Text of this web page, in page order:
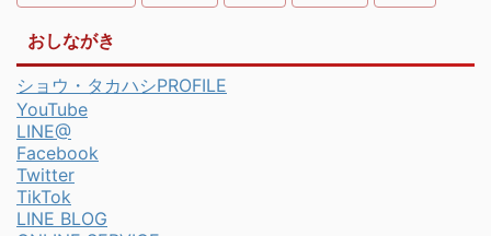
おしながき
ショウ・タカハシPROFILE
YouTube
LINE@
Facebook
Twitter
TikTok
LINE BLOG